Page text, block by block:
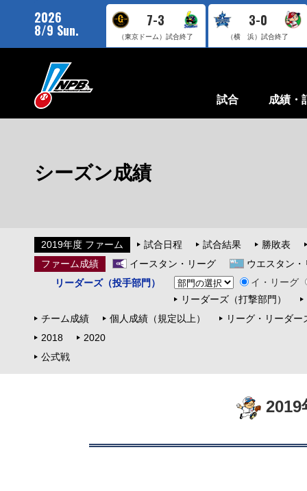
2026
8/9 Sun.
7-3
（東京ドーム）試合終了
3-0
（横 浜）試合終了
試合 成績・
シーズン成績
2019年度 ファーム 試合日程 試合結果
勝敗表
ファーム成績
イースタン・リーグ
ウエスタン・
リーダーズ（投手部門）
イ・リーグ
リーダーズ（打撃部門）
チーム成績
個人成績（規定以上）
リーグ・リーダー
2018
2020
公式戦